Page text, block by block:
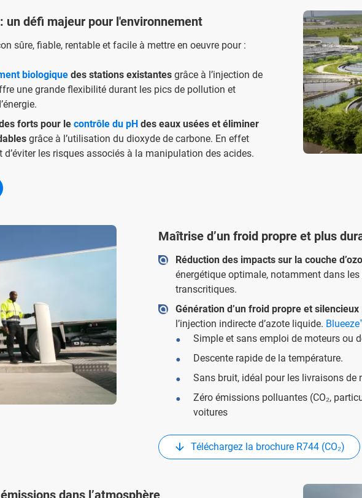
un défi majeur pour l'environnement
sûre, fiable, rentable et facile à mettre en oeuvre pour :
biologiquedes stations existantesgrâce à l’injection de
une grande flexibilité durant les pics de pollution et
forts pour le contrôle du pH des eaux usées et éliminer
grâce à l’utilisation du dioxyde de carbone. En effet
d’éviter les risques associés à la manipulation des acides.
Maîtrise d’un froid propre et plus
Réduction des impacts sur la couche
énergétique optimale, notamment dans
transcritiques.
Génération d’un froid propre et silencieux
l’injection indirecte d’azote liquide.
Simple et sans emploi de moteurs ou
Descente rapide de la température.
Sans bruit, idéal pour les livraisons de
Zéro émissions polluantes (CO₂,
voitures
Téléchargez la brochure R744 (CO₂)